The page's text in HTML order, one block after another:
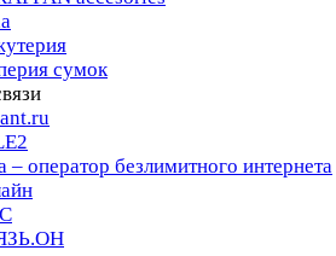
сумок
– оператор безлимитного интернета